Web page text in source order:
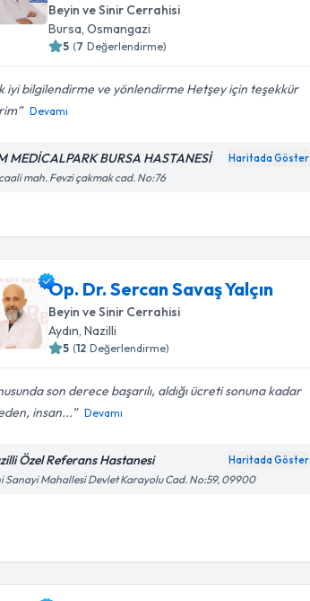
Beyin ve Sinir Cerrahisi
Bursa ,Osmangazi
5 (7 Değerlendirme)
iyi bilgilendirme ve yönlendirme Hetşey için teşekkür
Devamı
MEDİCALPARK BURSA HASTANESİ Haritada Göster
mah. Fevzi çakmak cad. No:76
Op. Dr. Sercan Savaş Yalçın
Beyin ve Sinir Cerrahisi
Aydın,Nazilli
5 (12 Değerlendirme)
son derece başarılı, aldığı ücreti sonuna kadar
insan...
Devamı
Özel Referans Hastanesi Haritada Göster
Sanayi Mahallesi Devlet Karayolu Cad. No:59, 09900